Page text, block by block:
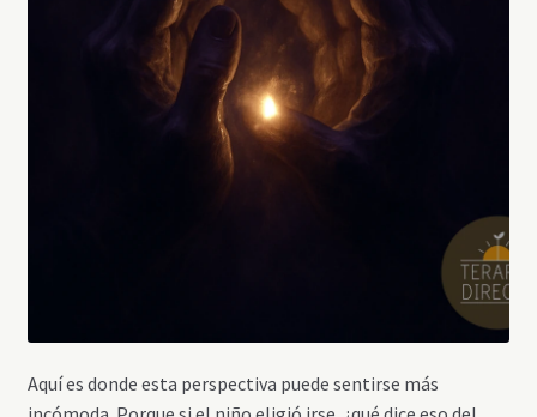
Aquí es donde esta perspectiva puede sentirse más